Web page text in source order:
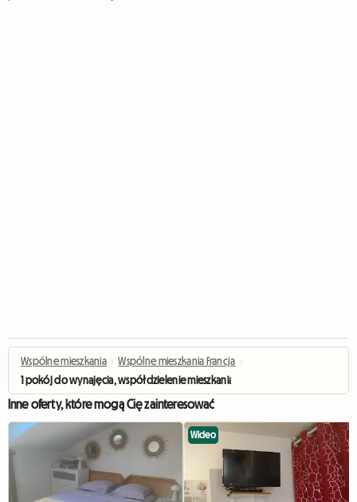
Wspólne mieszkania › Wspólne mieszkania Francja ›
1 pokój do wynajęcia, współdzielenie mieszkania
Inne oferty, które mogą Cię zainteresować
Wideo